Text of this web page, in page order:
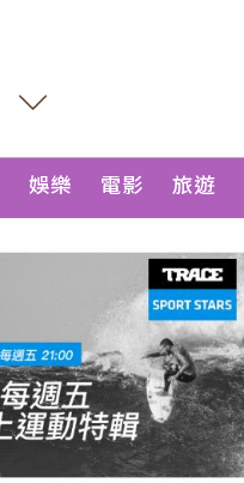
娛樂 電影 旅遊